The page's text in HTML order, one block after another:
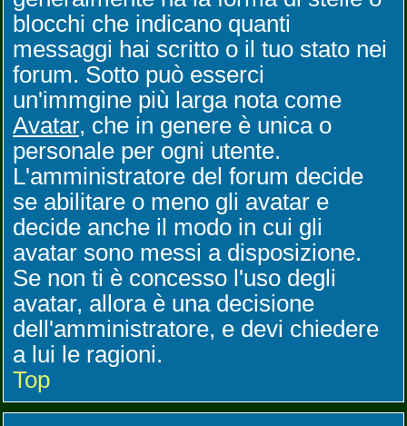
blocchi che indicano quanti
messaggi hai scritto o il tuo stato nei
forum. Sotto può esserci
un'immgine più larga nota come
Avatar, che in genere è unica o
personale per ogni utente.
L'amministratore del forum decide
se abilitare o meno gli avatar e
decide anche il modo in cui gli
avatar sono messi a disposizione.
Se non ti è concesso l'uso degli
avatar, allora è una decisione
dell'amministratore, e devi chiedere
a lui le ragioni.
Top